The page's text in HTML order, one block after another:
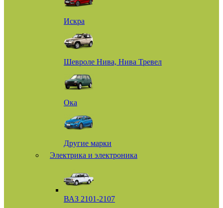
Искра
Шевроле Нива, Нива Тревел
Ока
Другие марки
Электрика и электроника
ВАЗ 2101-2107